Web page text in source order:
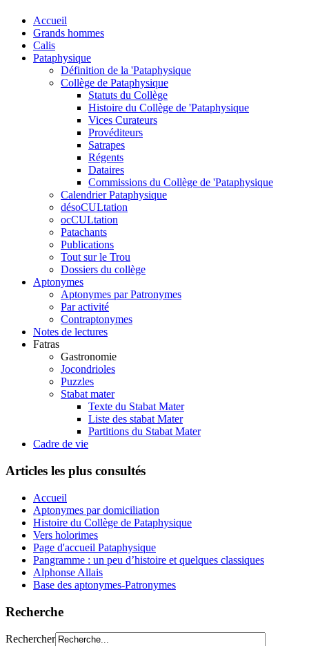
Accueil
Grands hommes
Calis
Pataphysique
Définition de la 'Pataphysique
Collège de Pataphysique
Statuts du Collège
Histoire du Collège de 'Pataphysique
Vices Curateurs
Provéditeurs
Satrapes
Régents
Dataires
Commissions du Collège de 'Pataphysique
Calendrier Pataphysique
désoCULtation
ocCULtation
Patachants
Publications
Tout sur le Trou
Dossiers du collège
Aptonymes
Aptonymes par Patronymes
Par activité
Contraptonymes
Notes de lectures
Fatras
Gastronomie
Jocondrioles
Puzzles
Stabat mater
Texte du Stabat Mater
Liste des stabat Mater
Partitions du Stabat Mater
Cadre de vie
Articles les plus consultés
Accueil
Aptonymes par domiciliation
Histoire du Collège de Pataphysique
Vers holorimes
Page d'accueil Pataphysique
Pangramme : un peu d’histoire et quelques classiques
Alphonse Allais
Base des aptonymes-Patronymes
Recherche
Rechercher